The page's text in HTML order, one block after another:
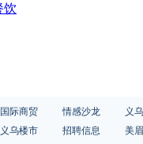
饮
国际商贸 情感沙龙
义
义乌楼市 招聘信息 美